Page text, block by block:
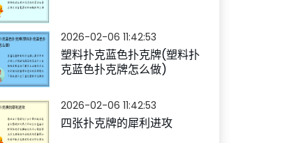
2026-02-06 11:42:53
塑料扑克蓝色扑克牌(塑料扑
克蓝色扑克牌怎么做)
2026-02-06 11:42:53
四张扑克牌的犀利进攻